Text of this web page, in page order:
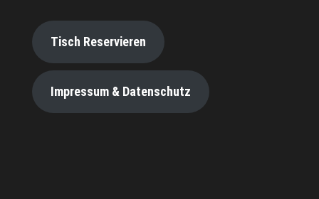
Tisch Reservieren
Impressum & Datenschutz